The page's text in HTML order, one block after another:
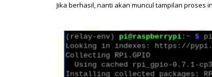
Jika berhasil, nanti akan muncul tampilan proses